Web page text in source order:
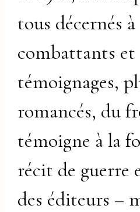
tous décernés à
combattants et
témoignages,
romancés, du
témoigne à la
récit de guerre
des éditeurs –